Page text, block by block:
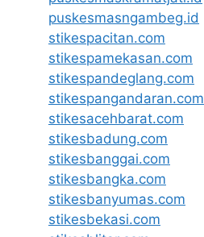
puskesmasngambeg.id
stikespacitan.com
stikespamekasan.com
stikespandeglang.com
stikespangandaran.com
stikesacehbarat.com
stikesbadung.com
stikesbanggai.com
stikesbangka.com
stikesbanyumas.com
stikesbekasi.com